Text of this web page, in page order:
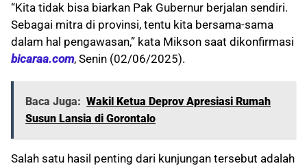
“Kita tidak bisa biarkan Pak Gubernur berjalan sendiri.
Sebagai mitra di provinsi, tentu kita bersama-sama
dalam hal pengawasan,” kata Mikson saat dikonfirmasi
bicaraa.com, Senin (02/06/2025).
Baca Juga: Wakil Ketua Deprov Apresiasi Rumah
Susun Lansia di Gorontalo
Salah satu hasil penting dari kunjungan tersebut adalah